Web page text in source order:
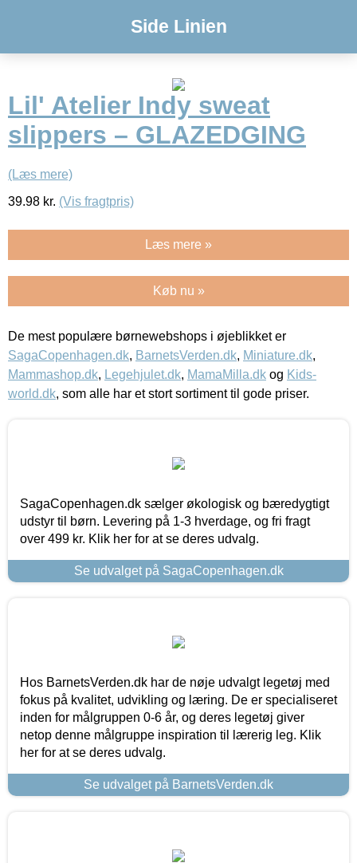
Side Linien
Lil' Atelier Indy sweat
slippers – GLAZEDGING
(Læs mere)
39.98 kr. (Vis fragtpris)
Læs mere »
Køb nu »
De mest populære børnewebshops i øjeblikket er
SagaCopenhagen.dk, BarnetsVerden.dk, Miniature.dk,
Mammashop.dk, Legehjulet.dk, MamaMilla.dk og Kids-
world.dk, som alle har et stort sortiment til gode priser.
SagaCopenhagen.dk sælger økologisk og bæredygtigt
udstyr til børn. Levering på 1-3 hverdage, og fri fragt
over 499 kr. Klik her for at se deres udvalg.
Se udvalget på SagaCopenhagen.dk
Hos BarnetsVerden.dk har de nøje udvalgt legetøj med
fokus på kvalitet, udvikling og læring. De er specialiseret
inden for målgruppen 0-6 år, og deres legetøj giver
netop denne målgruppe inspiration til lærerig leg. Klik
her for at se deres udvalg.
Se udvalget på BarnetsVerden.dk